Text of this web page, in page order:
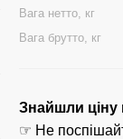
Вага нетто, кг
Вага брутто, кг
Знайшли ціну
☞ Не